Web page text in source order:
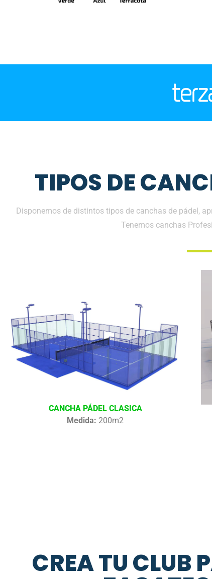
TIPOS DE
Disponemos de distintos tipos de canchas de pádel,
Tenemos canchas
CANCHA PÁDEL CLASICA
Medida: 200m2
CREA TU CLUB